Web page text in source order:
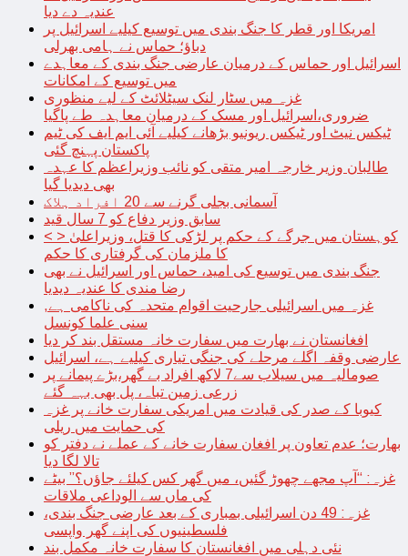
عندیہ دے دیا
امریکا اور قطر کا جنگ بندی میں توسیع کیلیے اسرائیل پر
دباؤ؛ حماس نے ہامی بھرلی
اسرائیل اور حماس کے درمیان عارضی جنگ بندی کے معاہدے
میں توسیع کے امکانات
غزہ میں سٹار لنک سیٹلائٹ کے لیے منظوری
ضروری،اسرائیل اور مسک کے درمیان معاہدہ طے پاگیا
ٹیکس نیٹ اور ٹیکس ریونیو بڑھانے کیلیے آئی ایم ایف کی ٹیم
پاکستان پہنچ گئی
طالبان وزیر خارجہ امیر متقی کو نائب وزیراعظم کا عہدہ
بھی دیدیا گیا
آسمانی بجلی گرنے سے 20 افراد ہلاک
سابق وزیر دفاع کو 7 سال قید
< > کوہستان میں جرگے کے حکم پر لڑکی کا قتل، وزیراعلیٰ
کا ملزمان کی گرفتاری کا حکم
جنگ بندی میں توسیع کی امید، حماس اور اسرائیل نے بھی
رضا مندی کا عندیہ دیدیا
غزہ میں اسرائیلی جارحیت اقوام متحدہ کی ناکامی ہے,
سنی علما کونسل
افغانستان نے بھارت میں سفارت خانہ مستقل بند کر دیا
عارضی وقفہ اگلے مرحلے کی جنگی تیاری کیلیے ہے، اسرائیل
صومالیہ میں سیلاب سے7 لاکھ افراد بے گھر،بڑے پیمانے پر
زرعی زمین تباہ، پل بھی بہہ گئے
کیوبا کے صدر کی قیادت میں امریکی سفارت خانے پر غزہ
کی حمایت میں ریلی
بھارت؛ عدم تعاون پر افغان سفارت خانے کے عملے نے دفتر کو
تالا لگا دیا
غزہ: “آپ مجھے چھوڑ گئیں، میں گھر کس کیلئے جاؤں؟” بیٹے
کی ماں سے الوداعی ملاقات
غزہ: 49 دن اسرائیلی بمباری کے بعد عارضی جنگ بندی،
فلسطینیوں کی اپنے گھر واپسی
نئی دہلی میں افغانستان کا سفارت خانہ مکمل بند